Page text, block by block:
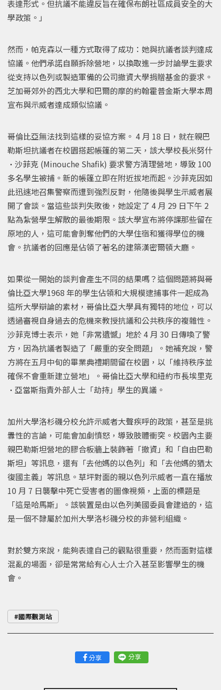
表達形式。但抗議不能違反旨在確保布朗社區成員安全的大
學政策。」
然而，帕克森以一種方式取得了成功：她與抗議者談判達成
協議。他們承諾自願拆除營地，以換取進一步討論學生要求
從支持以色列或製造軍備的公司撤資大學捐贈基金的要求。
芝加哥郊外的西北大學和巴爾的摩的約翰霍普金斯大學本周
宣布與示威者達成類似協議。
哥倫比亞無法找到這樣的妥協方案。 4 月 18 日，就在親巴
勒斯坦抗議者在校園搭起帳篷的第二天，該大學校長米努什
·沙菲克 (Minouche Shafik) 要求警方清理營地，導致 100
多名學生被捕。新的帳篷立即在附近拔地而起。沙菲克因如
此迅速地召集警察而遭到強烈反對，他隨後與學生示威者展
開了會談。當這些談判失敗後，她設定了 4 月 29 日下午 2
點為紮營學生解散的最後期限。該大學宣布將停課那些留在
原地的人，這可能會剝奪他們的大學住宿和獲得學位的機
會。抗議者的回應是佔領了著名的建築漢密爾頓大廳。
如果從一開始的談判會產生不同的結果嗎？這個問題將與哥
倫比亞大學1968 年的學生佔領和大規模逮捕事件一起成為
這所大學辯論的素材，哥倫比亞大學具有獨特的地位，可以
透過審視自身過去的危機來教授抗議和公共秩序的複雜性。
沙菲克博士表示，她「非常遺憾」地於 4 月 30 日傳喚了警
方，因為抗議者製造了「嚴重的安全問題」。她補充說，警
方將在五月中旬的畢業典禮期間留在校園，以「維持秩序並
確保不會重新建立營地」。哥倫比亞大學和紐約市長埃里克
·亞當斯指責外部人士「劫持」學生的異議。
加州大學洛杉磯分校允許示威者大聲疾呼的政策，甚至是挑
釁性的言論，可能會加劇憤怒，導致肢體衝突。校園內主要
親巴勒斯坦營地的膠合板牆上裝飾著「撤資」和「自由巴勒
斯坦」等訊息，還有「去他媽的以色列」和「去他媽的猶太
復國主義」等訊息。草坪對面的親以色列示威者一直在播放
10 月 7 日襲擊中死亡受害者的圖像視頻，上面的標題是
「這是哈馬斯」。該裝置是由以色列美國委員會建造的，這
是一個不隸屬於加州大學洛杉磯分校的非營利組織。
對於雙方來說，能夠表達自己的觀點很重要，然而面對這樣
混亂的場面，卻是常常給有心人士介入甚至影響學生的機
會。
國際觀測站
分享 分享